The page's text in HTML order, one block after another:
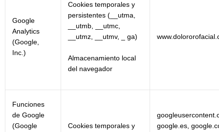
Google
Analytics
(Google,
Inc.)
Cookies temporales y
persistentes (__utma,
__utmb, __utmc,
__utmz, __utmv, _ ga)
Almacenamiento local
del navegador
Funciones
de Google
(Google
Cookies temporales y
google.es,